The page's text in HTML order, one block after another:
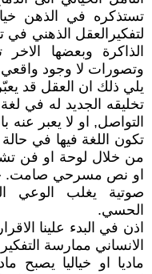
تستذكره في الذهن
لتفكيرالعقل الذهني في
الذاكرة وبعضها
وتصورات لا وجود واقعي
يلي ذلك ان العقل قد
تخليقه الجديد له في
التواصل, او لا يعبر عنه
تكون اللغة فيها في
من خلال لوحة او فن
او نص مسرحي صامت.
صوتية يغلب الوعي
الحسي.
اذن في البدء علينا
الانساني ممارسة
ماديا او خياليا يصبح